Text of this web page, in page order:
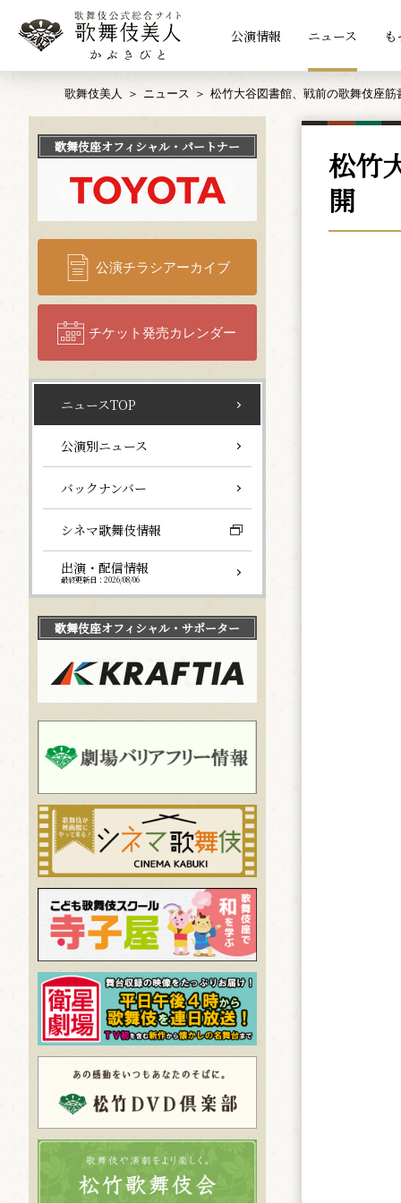
公演情報 ニュース
歌舞伎美人 ニュース 松竹大谷図書館、戦前の歌舞伎座
松竹
開
歌舞伎座オフィシャル・パートナー
公演チラシアーカイブ
チケット発売カレンダー
ニュースTOP
公演別ニュース
バックナンバー
シネマ歌舞伎情報
出演・配信情報
最終更新日：2026/08/06
歌舞伎座オフィシャル・サポーター